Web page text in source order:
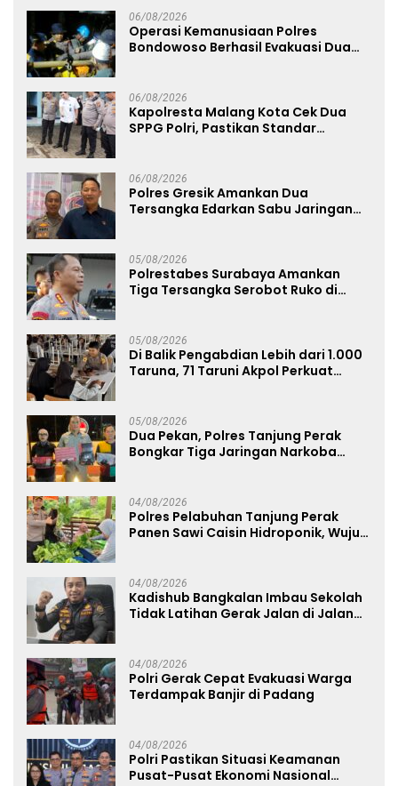
06/08/2026
Operasi Kemanusiaan Polres
Bondowoso Berhasil Evakuasi Dua
06/08/2026
Kapolresta Malang Kota Cek Dua
SPPG Polri, Pastikan Standar
06/08/2026
Polres Gresik Amankan Dua
Tersangka Edarkan Sabu Jaringan
05/08/2026
Polrestabes Surabaya Amankan
Tiga Tersangka Serobot Ruko di
05/08/2026
Di Balik Pengabdian Lebih dari 1.000
Taruna, 71 Taruni Akpol Perkuat
05/08/2026
Dua Pekan, Polres Tanjung Perak
Bongkar Tiga Jaringan Narkoba
04/08/2026
Polres Pelabuhan Tanjung Perak
Panen Sawi Caisin Hidroponik, Wujud
04/08/2026
Kadishub Bangkalan Imbau Sekolah
Tidak Latihan Gerak Jalan di Jalan
04/08/2026
Polri Gerak Cepat Evakuasi Warga
Terdampak Banjir di Padang
04/08/2026
Polri Pastikan Situasi Keamanan
Pusat-Pusat Ekonomi Nasional